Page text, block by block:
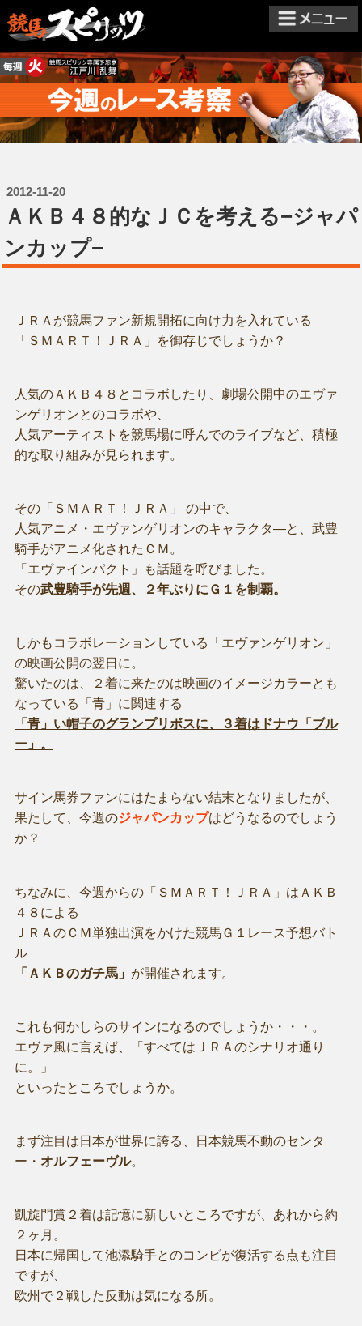
2012-11-20
ＡＫＢ４８的なＪＣを考える−ジャパ
ンカップ−
ＪＲＡが競馬ファン新規開拓に向け力を入れている
「ＳＭＡＲＴ！ＪＲＡ」を御存じでしょうか？
人気のＡＫＢ４８とコラボしたり、劇場公開中のエヴァ
ンゲリオンとのコラボや、
人気アーティストを競馬場に呼んでのライブなど、積極
的な取り組みが見られます。
その「ＳＭＡＲＴ！ＪＲＡ」 の中で、
人気アニメ・エヴァンゲリオンのキャラクタ―と、武豊
騎手がアニメ化されたＣＭ。
「エヴァインパクト」も話題を呼びました。
その武豊騎手が先週、２年ぶりにＧ１を制覇。
しかもコラボレーションしている「エヴァンゲリオン」
の映画公開の翌日に。
驚いたのは、２着に来たのは映画のイメージカラーとも
なっている「青」に関連する
「青」い帽子のグランプリボスに、３着はドナウ「ブル
ー」。
サイン馬券ファンにはたまらない結末となりましたが、
果たして、今週のジャパンカップはどうなるのでしょう
か？
ちなみに、今週からの「ＳＭＡＲＴ！ＪＲＡ」はＡＫＢ
４８による
ＪＲＡのＣＭ単独出演をかけた競馬Ｇ１レース予想バト
ル
「ＡＫＢのガチ馬」 が開催されます。
これも何かしらのサインになるのでしょうか・・・。
エヴァ風に言えば、「すべてはＪＲＡのシナリオ通り
に。」
といったところでしょうか。
まず注目は日本が世界に誇る、日本競馬不動のセンタ
ー・ オルフェーヴル。
凱旋門賞２着は記憶に新しいところですが、あれから約
２ヶ月。
日本に帰国して池添騎手とのコンビが復活する点も注目
ですが、
欧州で２戦した反動は気になる所。